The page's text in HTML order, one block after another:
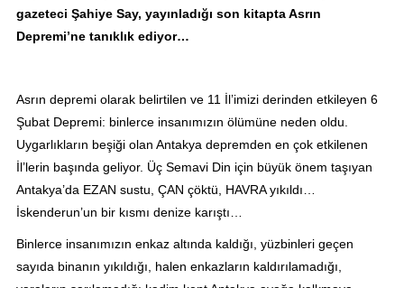
gazeteci Şahiye Say, yayınladığı son kitapta Asrın
Depremi’ne tanıklık ediyor…
Asrın depremi olarak belirtilen ve 11 İl’imizi derinden etkileyen 6
Şubat Depremi: binlerce insanımızın ölümüne neden oldu.
Uygarlıkların beşiği olan Antakya depremden en çok etkilenen
İl’lerin başında geliyor. Üç Semavi Din için büyük önem taşıyan
Antakya’da EZAN sustu, ÇAN çöktü, HAVRA yıkıldı…
İskenderun’un bir kısmı denize karıştı…
Binlerce insanımızın enkaz altında kaldığı, yüzbinleri geçen
sayıda binanın yıkıldığı, halen enkazların kaldırılamadığı,